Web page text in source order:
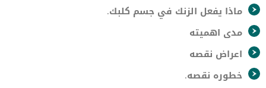
ماذا يفعل الزنك في جسم كلبك.
مدى اهميته
اعراض نقصه
خطوره نقصه.